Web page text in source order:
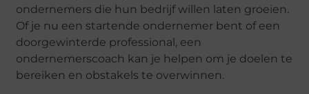
ondernemers die hun bedrijf willen laten groeien.
Of je nu een startende ondernemer bent of een
doorgewinterde professional, een
ondernemerscoach kan je helpen om je doelen te
bereiken en obstakels te overwinnen.